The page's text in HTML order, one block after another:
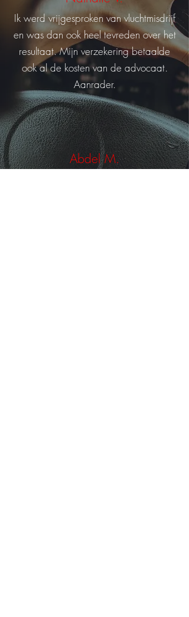
Ik werd vrijgesproken van vluchtmisdrijf
en was dan ook heel tevreden over het
resultaat. Mijn verzekering betaalde
ook al de kosten van de advocaat.
Aanrader.
Abdel M.